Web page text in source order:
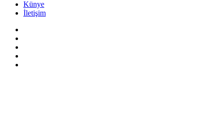
Künye
İletişim